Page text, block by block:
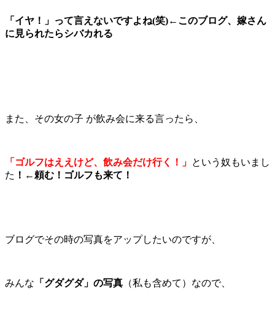
「イヤ！」って言えないですよね(笑)←このブログ、嫁さん
に見られたらシバカれる
また、その女の子 が飲み会に来る言ったら、
「ゴルフはええけど、飲み会だけ行く！」 という奴もいまし
た ！←頼む！ゴルフも来て！
ブログでその時の写真をアップしたいのですが、
みんな 「グダグダ」の写真 （私も含めて）なので、